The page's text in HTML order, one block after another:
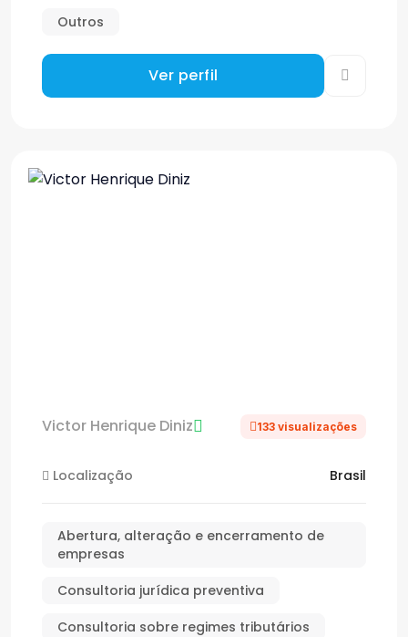
Outros
Ver perfil
Victor Henrique Diniz 133 visualizações
Localização Brasil
Abertura, alteração e encerramento de
empresas
Consultoria jurídica preventiva
Consultoria sobre regimes tributários